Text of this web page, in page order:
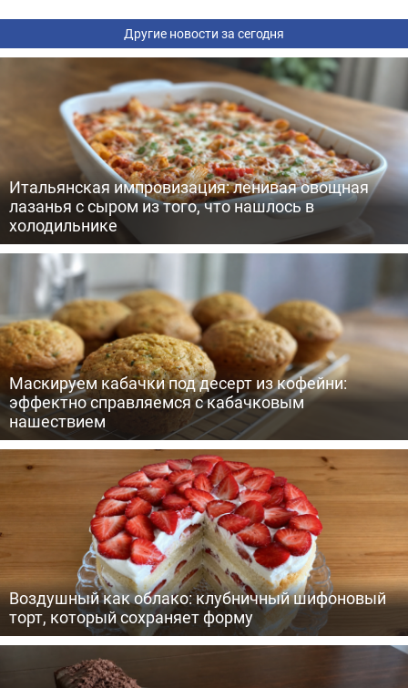
Другие новости за сегодня
Итальянская импровизация: ленивая овощная
лазанья с сыром из того, что нашлось в
холодильнике
Маскируем кабачки под десерт из кофейни:
эффектно справляемся с кабачковым
нашествием
Воздушный как облако: клубничный шифоновый
торт, который сохраняет форму